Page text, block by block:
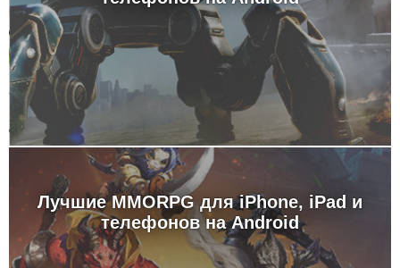
Лучшие MMORPG для iPhone, iPad и
телефонов на Android